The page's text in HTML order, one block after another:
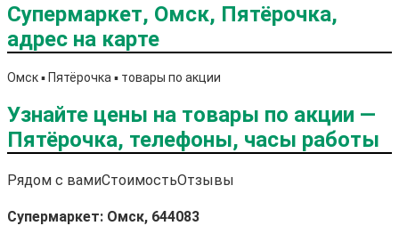
Супермаркет, Омск, Пятёрочка,
адрес на карте
Омск ▪️ Пятёрочка ▪️ товары по акции
Узнайте цены на товары по акции —
Пятёрочка, телефоны, часы работы
Рядом с вамиСтоимостьОтзывы
Супермаркет: Омск, 644083